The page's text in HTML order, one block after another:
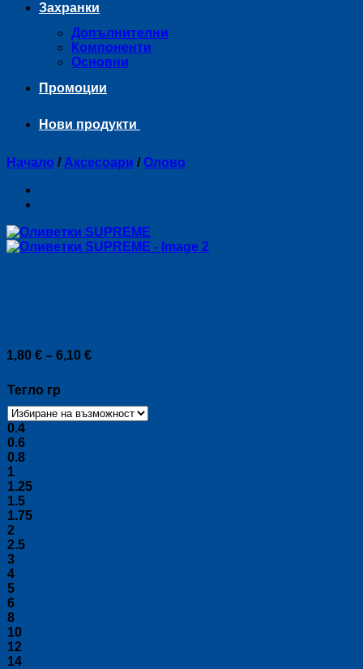
Захранки
Допълнителни
Компоненти
Основни
Промоции
Нови продукти
Начало / Аксесоари / Оловo
1,80 € – 6,10 €Price
6,10 €
Тегло гр
0.4
0.6
0.8
1
1.25
1.5
1.75
2
2.5
3
4
5
6
8
10
12
14